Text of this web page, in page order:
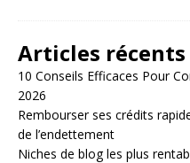
Articles récents
10 Conseils Efficaces Pour
2026
Rembourser ses crédits
de l’endettement
Niches de blog les plus